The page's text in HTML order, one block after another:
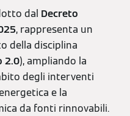
dal Decreto
, rappresenta un
della disciplina
2.0), ampliando la
degli interventi
e la
da fonti rinnovabili.